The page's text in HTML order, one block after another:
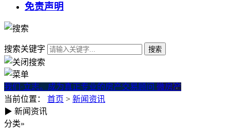
免责声明
搜索关键字
我们·立志。成为真正专业的房产交易顾问 微房产
当前位置： 首页 > 新闻资讯
房屋测评费一般收多少？2023
▶ 新闻资讯
分类»